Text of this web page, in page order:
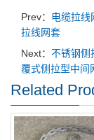
Prev： 电缆拉线
拉线网套
Next： 不锈钢侧
覆式侧拉型中间
Related